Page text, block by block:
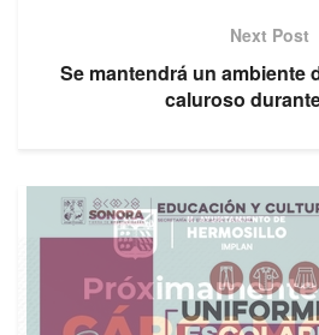
Next Post
Se mantendrá un ambiente
caluroso